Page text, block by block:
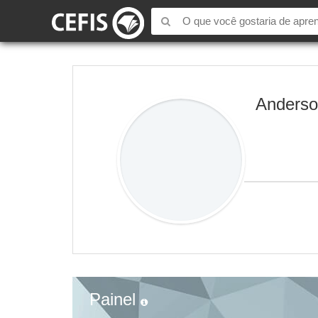
Painel